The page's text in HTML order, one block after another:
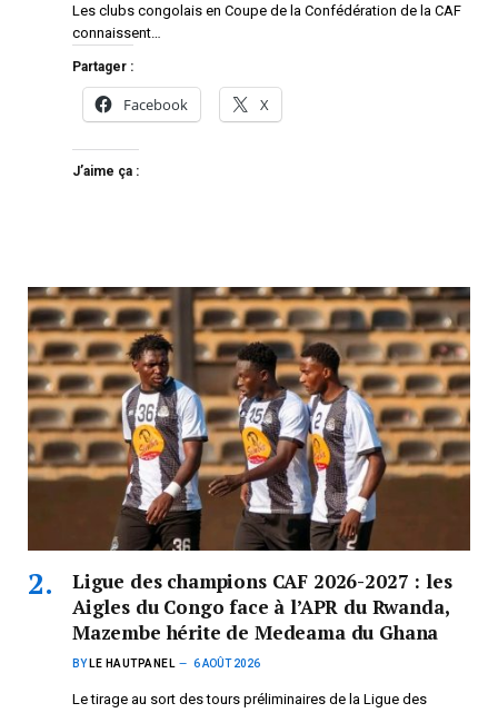
Les clubs congolais en Coupe de la Confédération de la CAF
connaissent…
Partager :
Facebook X
J’aime ça :
Ligue des champions CAF 2026-2027 : les
Aigles du Congo face à l’APR du Rwanda,
Mazembe hérite de Medeama du Ghana
BY LE HAUTPANEL 6 AOÛT 2026
Le tirage au sort des tours préliminaires de la Ligue des